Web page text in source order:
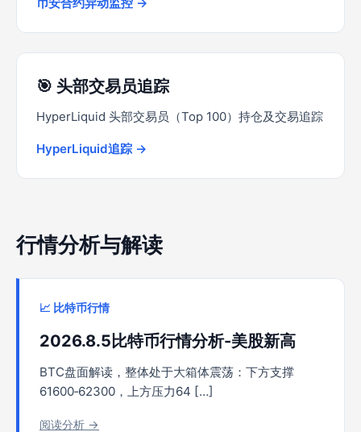
币安合约异动监控 →
🎯 头部交易员追踪
HyperLiquid 头部交易员（Top 100）持仓及交易追踪
HyperLiquid追踪 →
行情分析与解读
📈 比特币行情
2026.8.5比特币行情分析-美股新高
BTC盘面解读，整体处于大箱体震荡：下方支撑
61600‑62300，上方压力64 […]
阅读分析 →